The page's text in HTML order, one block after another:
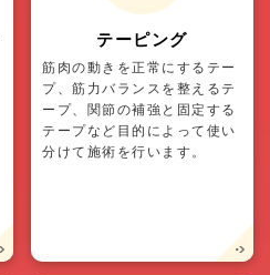
テーピング
筋肉の動きを正常にするテー
プ、筋力バランスを整えるテ
ープ、関節の補強と固定する
テープなど目的によって使い
分けて施術を行います。